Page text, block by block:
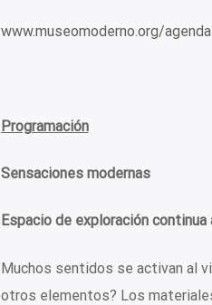
www.museomoderno.org/agenda
Programación
Sensaciones modernas
Espacio de exploración
Muchos sentidos se activan al
otros elementos? Los